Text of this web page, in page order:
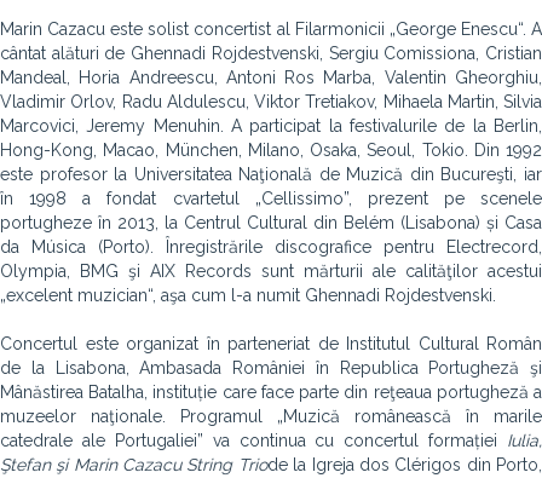
Marin Cazacu este solist concertist al Filarmonicii „George Enescu“. A
cântat alături de Ghennadi Rojdestvenski, Sergiu Comissiona, Cristian
Mandeal, Horia Andreescu, Antoni Ros Marba, Valentin Gheorghiu,
Vladimir Orlov, Radu Aldulescu, Viktor Tretiakov, Mihaela Martin, Silvia
Marcovici, Jeremy Menuhin. A participat la festivalurile de la Berlin,
Hong-Kong, Macao, München, Milano, Osaka, Seoul, Tokio. Din 1992
este profesor la Universitatea Naţională de Muzică din Bucureşti, iar
în 1998 a fondat cvartetul „Cellissimo”, prezent pe scenele
portugheze în 2013, la Centrul Cultural din Belém (Lisabona) și Casa
da Música (Porto). Înregistrările discografice pentru Electrecord,
Olympia, BMG şi AIX Records sunt mărturii ale calităţilor acestui
„excelent muzician“, aşa cum l-a numit Ghennadi Rojdestvenski.
Concertul este organizat în parteneriat de Institutul Cultural Român
de la Lisabona, Ambasada României în Republica Portugheză şi
Mânăstirea Batalha, instituție care face parte din reţeaua portugheză a
muzeelor naţionale. Programul „Muzică românească în marile
catedrale ale Portugaliei” va continua cu concertul formației Iulia,
Ştefan şi Marin Cazacu String Triode la Igreja dos Clérigos din Porto,